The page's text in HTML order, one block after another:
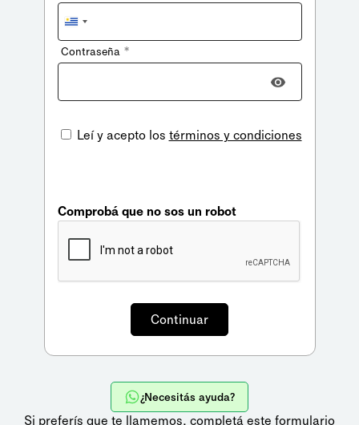
Uruguay
+598
Contraseña *
Leí y acepto los términos y condiciones
Comprobá que no sos un robot
¿Necesitás ayuda?
Si preferís que te llamemos, completá este formulario